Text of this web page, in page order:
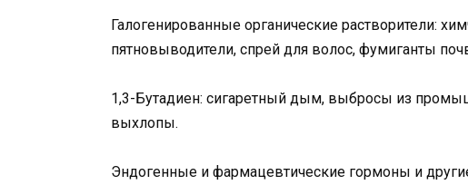
Галогенированные органические растворители:
пятновыводители, спрей для волос, фумиганты
1,3-Бутадиен: сигаретный дым, выбросы из
выхлопы.
Эндогенные и фармацевтические гормоны и